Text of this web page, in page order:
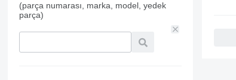
(parça numarası, marka, model, yedek
parça)